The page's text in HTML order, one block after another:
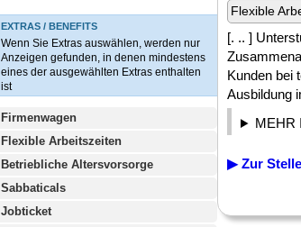
EXTRAS / BENEFITS
Wenn Sie Extras auswählen, werden nur
Anzeigen gefunden, in denen mindestens
eines der ausgewählten Extras enthalten
ist
Firmenwagen
Flexible Arbeitszeiten
Betriebliche Altersvorsorge
Sabbaticals
Jobticket
Flexible
[. .. ]
Kunden bei
Ausbildung
MEHR
▶ Zur